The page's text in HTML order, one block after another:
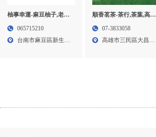
柚事幸運-麻豆柚子,老欉
柚子,台南麻豆柚子,麻豆
柚子團購
065715210
台南市麻豆區新生南
順香茗茶-茶行,茶葉,高雄
茶行,三民區茶行
07-3833058
高雄市三民區大昌二